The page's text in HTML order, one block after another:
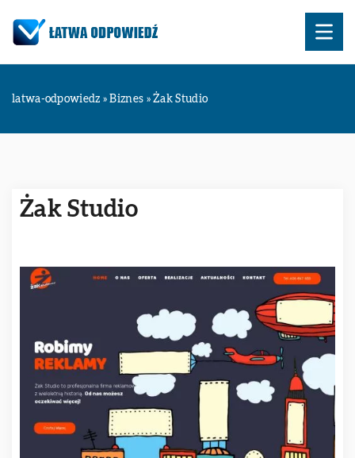
latwa-odpowiedz »Biznes »Żak Studio
Żak Studio